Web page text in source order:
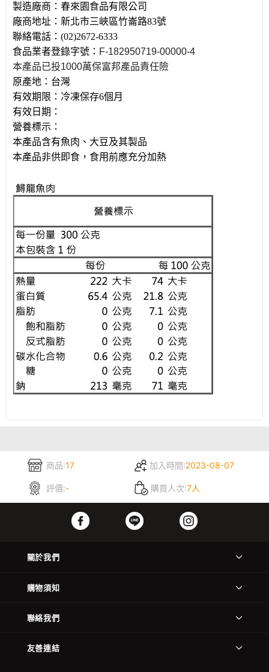
製造廠商：春來園食品有限公司
廠商地址：新北市三峽區竹崙路83號
聯絡電話： (02)2672-6333
食品業者登錄字號： F-182950719-00000-4
本產品已投1000萬保富邦產品責任險
原產地：台灣
有效期限：冷凍保存6個月
有效日期：
營養標示：
本產品含有魚肉、大豆及其製品
本產品非供即食，食用前應充分加熱
商品:17 加入時間:2023-08-07
評價:- 購買人次:7人
關於我們
購物須知
聯絡我們
友善連結